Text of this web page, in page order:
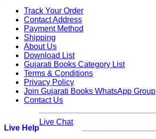
Track Your Order
Contact Address
Payment Method
Shipping
About Us
Download List
Gujarati Books Category List
Terms & Conditions
Privacy Policy
Join Gujarati Books WhatsApp Group
Contact Us
Live Help
Live Chat